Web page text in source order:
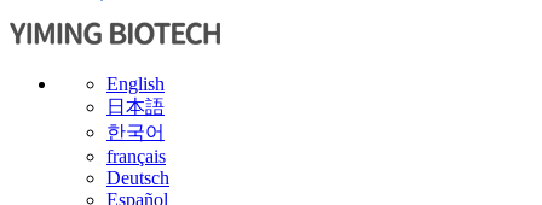
English
日本語
한국어
français
Deutsch
Español